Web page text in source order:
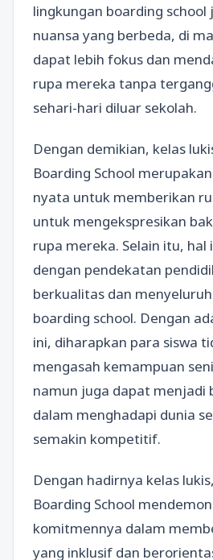
lingkungan boarding
nuansa yang berbeda, di
dapat lebih fokus dan
rupa mereka tanpa
sehari-hari diluar sekolah.
Dengan demikian, kelas
Boarding School
nyata untuk memberikan
untuk mengekspresikan
rupa mereka. Selain itu, hal
dengan pendekatan
berkualitas dan
boarding school. Dengan
ini, diharapkan para siswa
mengasah kemampuan
namun juga dapat menjadi
dalam menghadapi dunia
semakin kompetitif.
Dengan hadirnya kelas
Boarding School
komitmennya dalam
yang inklusif dan